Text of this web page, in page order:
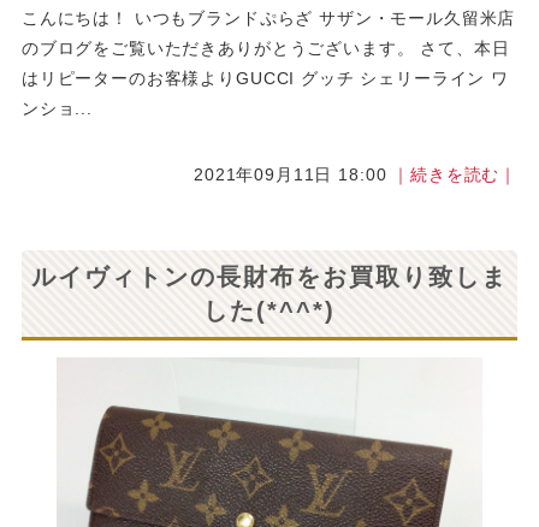
こんにちは！ いつもブランドぷらざ サザン・モール久留米店
のブログをご覧いただきありがとうございます。 さて、本日
はリピーターのお客様よりGUCCI グッチ シェリーライン ワ
ンショ...
2021年09月11日 18:00 ｜続きを読む｜
ルイヴィトンの長財布をお買取り致しま
した(*^^*)